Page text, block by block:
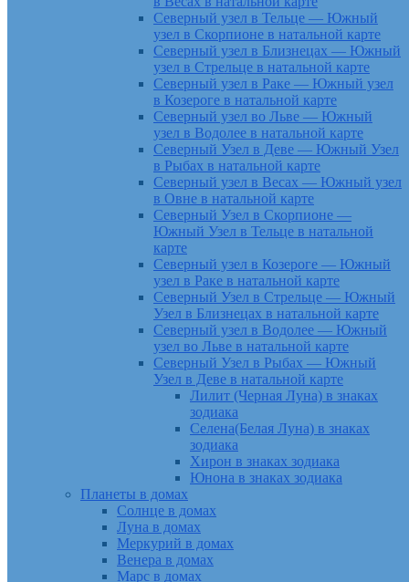
Северный узел в Тельце — Южный
узел в Скорпионе в натальной карте
Северный узел в Близнецах — Южный
узел в Стрельце в натальной карте
Северный узел в Раке — Южный узел
в Козероге в натальной карте
Северный узел во Льве — Южный
узел в Водолее в натальной карте
Северный Узел в Деве — Южный Узел
в Рыбах в натальной карте
Северный узел в Весах — Южный узел
в Овне в натальной карте
Северный Узел в Скорпионе —
Южный Узел в Тельце в натальной
карте
Северный узел в Козероге — Южный
узел в Раке в натальной карте
Северный Узел в Стрельце — Южный
Узел в Близнецах в натальной карте
Северный узел в Водолее — Южный
узел во Льве в натальной карте
Северный Узел в Рыбах — Южный
Узел в Деве в натальной карте
Лилит (Черная Луна) в знаках
зодиака
Селена(Белая Луна) в знаках
зодиака
Хирон в знаках зодиака
Юнона в знаках зодиака
Планеты в домах
Солнце в домах
Луна в домах
Меркурий в домах
Венера в домах
Марс в домах